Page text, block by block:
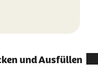
und Ausfüllen